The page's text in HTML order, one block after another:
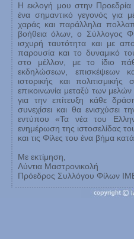
Η εκλογή μου στην
ένα σημαντικό γεγονός για
χαράς και παράλληλα
βοήθεια όλων, ο Σύλλογος
ισχυρή ταυτότητα και με
παρουσία και το δυναμικό
στο μέλλον, με το ίδιο
εκδηλώσεων, επισκέψεων
ιστορικής και
επικοινωνία μεταξύ των
για την επίτευξη κάθε
συνεχίσει και θα ενισχύσει
εντύπου «Τα νέα του
ενημέρωση της ιστοσελίδας
και τις Φίλες του ένα βήμα
Με εκτίμηση,
Λύντια Μαστρονικολή
Πρόεδρος Συλλόγου Φίλων